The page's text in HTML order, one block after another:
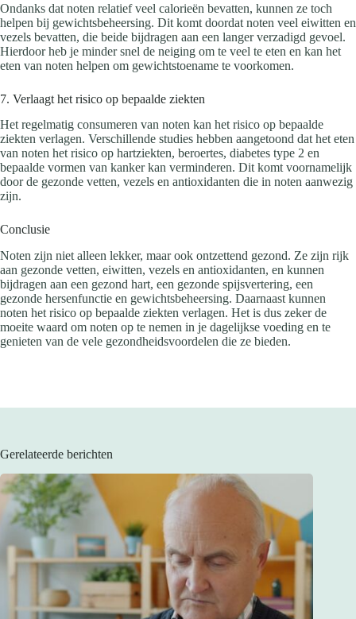
Ondanks dat noten relatief veel calorieën bevatten, kunnen ze toch
helpen bij gewichtsbeheersing. Dit komt doordat noten veel eiwitten en
vezels bevatten, die beide bijdragen aan een langer verzadigd gevoel.
Hierdoor heb je minder snel de neiging om te veel te eten en kan het
eten van noten helpen om gewichtstoename te voorkomen.
7. Verlaagt het risico op bepaalde ziekten
Het regelmatig consumeren van noten kan het risico op bepaalde
ziekten verlagen. Verschillende studies hebben aangetoond dat het eten
van noten het risico op hartziekten, beroertes, diabetes type 2 en
bepaalde vormen van kanker kan verminderen. Dit komt voornamelijk
door de gezonde vetten, vezels en antioxidanten die in noten aanwezig
zijn.
Conclusie
Noten zijn niet alleen lekker, maar ook ontzettend gezond. Ze zijn rijk
aan gezonde vetten, eiwitten, vezels en antioxidanten, en kunnen
bijdragen aan een gezond hart, een gezonde spijsvertering, een
gezonde hersenfunctie en gewichtsbeheersing. Daarnaast kunnen
noten het risico op bepaalde ziekten verlagen. Het is dus zeker de
moeite waard om noten op te nemen in je dagelijkse voeding en te
genieten van de vele gezondheidsvoordelen die ze bieden.
Gerelateerde berichten